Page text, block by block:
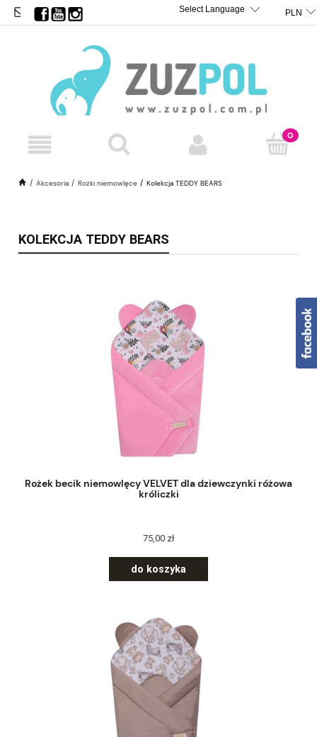
Akcesoria Rożki niemowlęce Kolekcja TEDDY BEARS
BIURO@ZUZPOL.PL
KOLEKCJA TEDDY BEARS
Rożek becik niemowlęcy VELVET dla dziewczynki różowa
króliczki
75,00 zł
do koszyka